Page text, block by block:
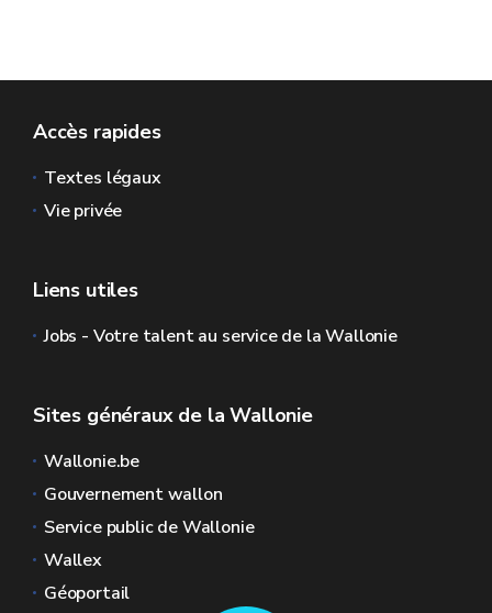
Accès rapides
Textes légaux
Vie privée
Liens utiles
Jobs - Votre talent au service de la Wallonie
Sites généraux de la Wallonie
Wallonie.be
Gouvernement wallon
Service public de Wallonie
Wallex
Géoportail